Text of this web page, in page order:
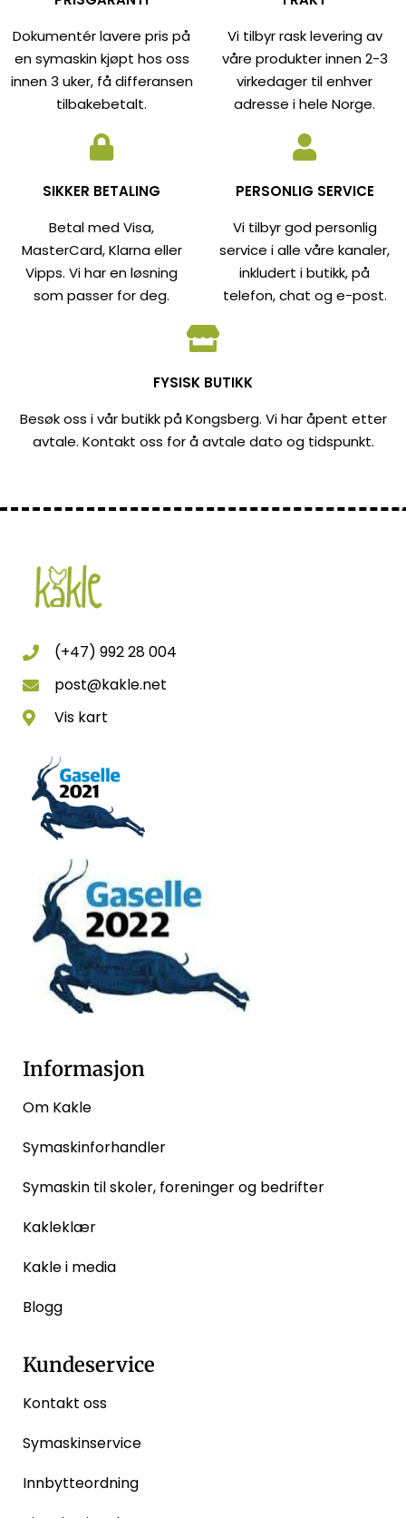
Dokumentér lavere pris på
en symaskin kjøpt hos oss
innen 3 uker, få differansen
tilbakebetalt.
Vi tilbyr rask levering av
våre produkter innen 2-3
virkedager til enhver
adresse i hele Norge.
SIKKER BETALING
Betal med Visa,
MasterCard, Klarna eller
Vipps. Vi har en løsning
som passer for deg.
PERSONLIG SERVICE
Vi tilbyr god personlig
service i alle våre kanaler,
inkludert i butikk, på
telefon, chat og e-post.
FYSISK BUTIKK
Besøk oss i vår butikk på Kongsberg. Vi har åpent etter
avtale. Kontakt oss for å avtale dato og tidspunkt.
(+47) 992 28 004
post@kakle.net
Vis kart
Informasjon
Om Kakle
Symaskinforhandler
Symaskin til skoler, foreninger og bedrifter
Kakleklær
Kakle i media
Blogg
Kundeservice
Kontakt oss
Symaskinservice
Innbytteordning